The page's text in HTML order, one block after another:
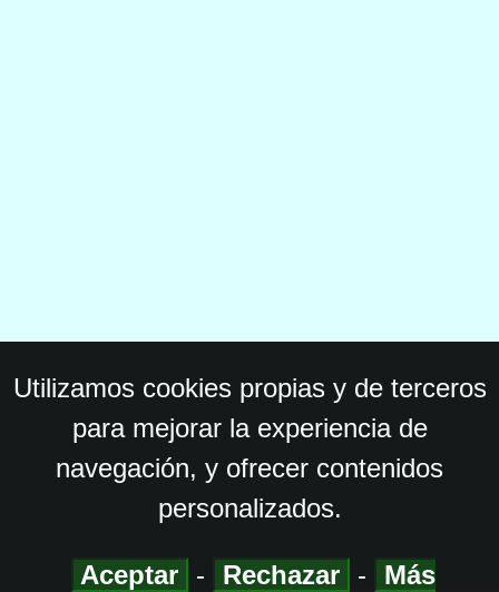
Utilizamos cookies propias y de terceros
para mejorar la experiencia de
navegación, y ofrecer contenidos
personalizados.
Aceptar - Rechazar - Más